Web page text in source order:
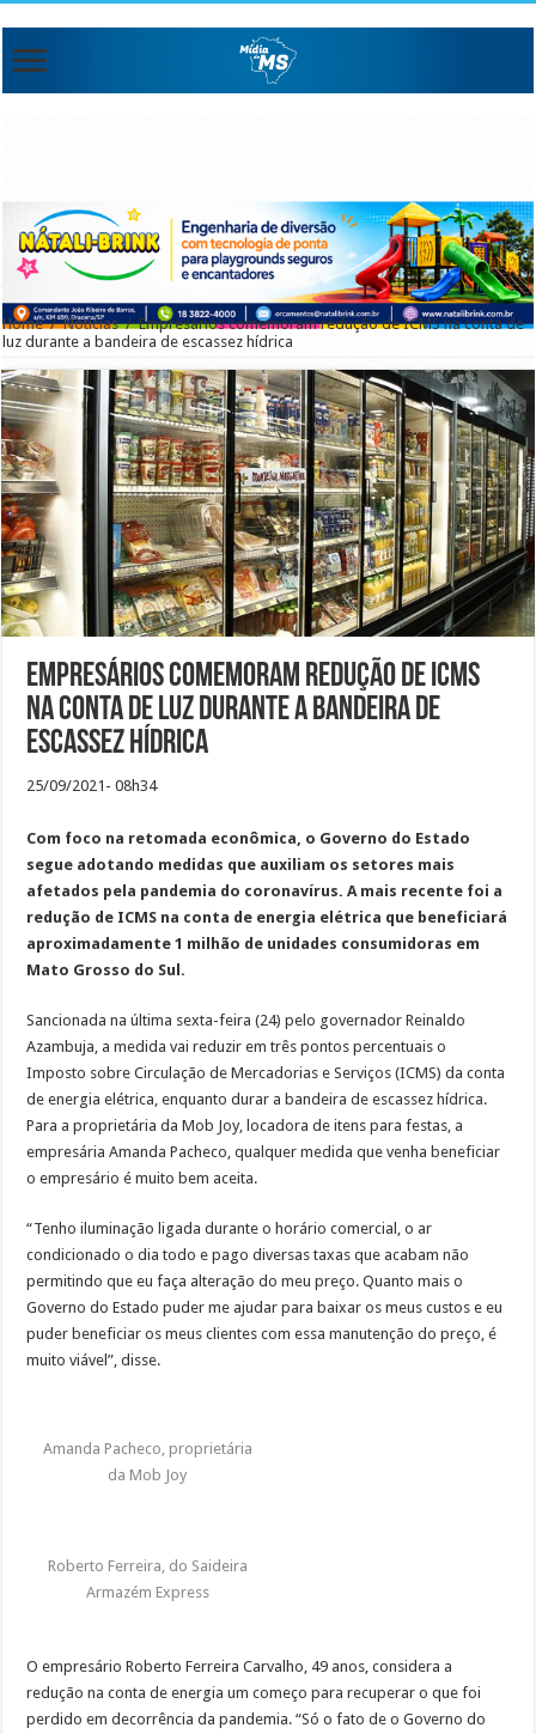
Home / Noticias / Empresários comemoram redução de ICMS na conta de
luz durante a bandeira de escassez hídrica
Empresários comemoram redução de ICMS
na conta de luz durante a bandeira de
escassez hídrica
25/09/2021- 08h34
Com foco na retomada econômica, o Governo do Estado
segue adotando medidas que auxiliam os setores mais
afetados pela pandemia do coronavírus. A mais recente foi a
redução de ICMS na conta de energia elétrica que beneficiará
aproximadamente 1 milhão de unidades consumidoras em
Mato Grosso do Sul.
Sancionada na última sexta-feira (24) pelo governador Reinaldo
Azambuja, a medida vai reduzir em três pontos percentuais o
Imposto sobre Circulação de Mercadorias e Serviços (ICMS) da conta
de energia elétrica, enquanto durar a bandeira de escassez hídrica.
Para a proprietária da Mob Joy, locadora de itens para festas, a
empresária Amanda Pacheco, qualquer medida que venha beneficiar
o empresário é muito bem aceita.
“Tenho iluminação ligada durante o horário comercial, o ar
condicionado o dia todo e pago diversas taxas que acabam não
permitindo que eu faça alteração do meu preço. Quanto mais o
Governo do Estado puder me ajudar para baixar os meus custos e eu
puder beneficiar os meus clientes com essa manutenção do preço, é
muito viável”, disse.
Amanda Pacheco, proprietária
da Mob Joy
Roberto Ferreira, do Saideira
Armazém Express
O empresário Roberto Ferreira Carvalho, 49 anos, considera a
redução na conta de energia um começo para recuperar o que foi
perdido em decorrência da pandemia. “Só o fato de o Governo do